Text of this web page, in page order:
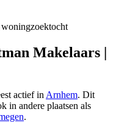
Makelaars |
actief in Arnhem. Dit
in andere plaatsen als
.